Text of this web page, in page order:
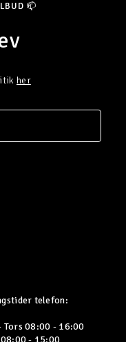
📫
her
telefon:
Tors 08:00 - 16:00
- 15:00